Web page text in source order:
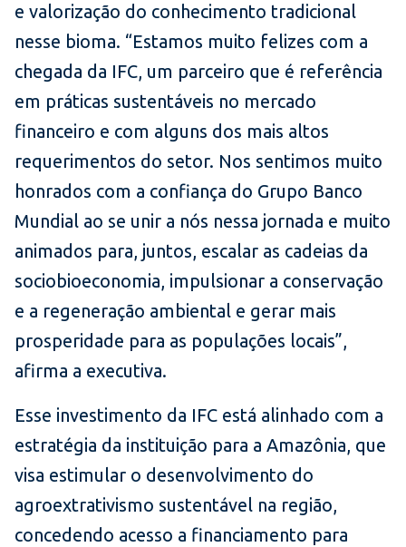
e valorização do conhecimento tradicional
nesse bioma. “Estamos muito felizes com a
chegada da IFC, um parceiro que é referência
em práticas sustentáveis no mercado
financeiro e com alguns dos mais altos
requerimentos do setor. Nos sentimos muito
honrados com a confiança do Grupo Banco
Mundial ao se unir a nós nessa jornada e muito
animados para, juntos, escalar as cadeias da
sociobioeconomia, impulsionar a conservação
e a regeneração ambiental e gerar mais
prosperidade para as populações locais”,
afirma a executiva.
Esse investimento da IFC está alinhado com a
estratégia da instituição para a Amazônia, que
visa estimular o desenvolvimento do
agroextrativismo sustentável na região,
concedendo acesso a financiamento para